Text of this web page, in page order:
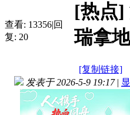
查看: 13356|回
复: 20
[热点]
瑞拿
[复制链接]
发表于 2026-5-9 19:17 |